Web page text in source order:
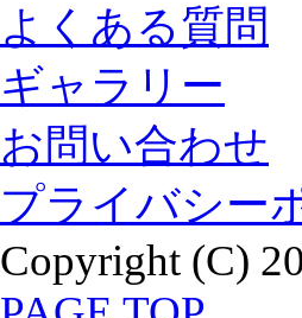
よくある質問
ギャラリー
お問い合わせ
プライバシー
Copyright (C)